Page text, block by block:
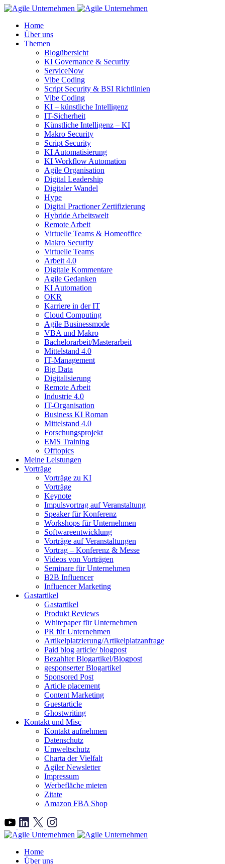
Home
Über uns
Themen
Blogübersicht
KI Governance & Security
ServiceNow
Vibe Coding
Script Security & BSI Richtlinien
Vibe Coding
KI – künstliche Intelligenz
IT-Sicherheit
Künstliche Intelligenz – KI
Makro Security
Script Security
KI Automatisierung
KI Workflow Automation
Agile Organisation
Digital Leadership
Digitaler Wandel
Hype
Digital Practioner Zertifizierung
Hybride Arbeitswelt
Remote Arbeit
Virtuelle Teams & Homeoffice
Makro Security
Virtuelle Teams
Arbeit 4.0
Digitale Kommentare
Agile Gedanken
KI Automation
OKR
Karriere in der IT
Cloud Computing
Agile Businessmode
VBA und Makro
Bachelorarbeit/Masterarbeit
Mittelstand 4.0
IT-Management
Big Data
Digitalisierung
Remote Arbeit
Industrie 4.0
IT-Organisation
Business KI Roman
Mittelstand 4.0
Forschungsprojekt
EMS Training
Offtopics
Meine Leistungen
Vorträge
Vorträge zu KI
Vorträge
Keynote
Impulsvortrag auf Veranstaltung
Speaker für Konferenz
Workshops für Unternehmen
Softwareentwicklung
Vorträge auf Veranstaltungen
Vortrag – Konferenz & Messe
Videos von Vorträgen
Seminare für Unternehmen
B2B Influencer
Influencer Marketing
Gastartikel
Gastartikel
Produkt Reviews
Whitepaper für Unternehmen
PR für Unternehmen
Artikelplatzierung/Artikelplatzanfrage
Paid blog article/ blogpost
Bezahlter Blogartikel/Blogpost
gesponserter Blogartikel
Sponsored Post
Article placement
Content Marketing
Guestarticle
Ghostwriting
Kontakt und Misc
Kontakt aufnehmen
Datenschutz
Umweltschutz
Charta der Vielfalt
Agiler Newsletter
Impressum
Werbefläche mieten
Zitate
Amazon FBA Shop
">
Home
Über uns